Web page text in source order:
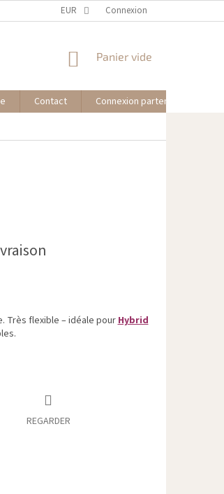
EUR Connexion
PANIER
Panier vide
Contact
Connexion partenaire affilié
Très flexible – idéale pourHybrid
REGARDER